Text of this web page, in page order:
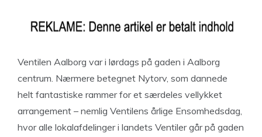
Ventilen Aalborg var i lørdags på gaden i Aalborg
centrum. Nærmere betegnet Nytorv, som dannede
helt fantastiske rammer for et særdeles vellykket
arrangement – nemlig Ventilens årlige Ensomhedsdag,
hvor alle lokalafdelinger i landets Ventiler går på gaden